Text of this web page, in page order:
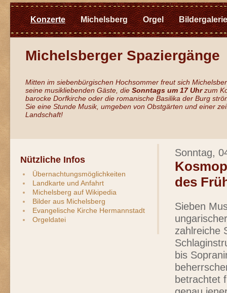
Konzerte Michelsberg Orgel Bildergalerie
Michelsberger Spaziergänge
Mitten im siebenbürgischen Hochsommer freut sich
seine musikliebenden Gäste, die Sonntags um 17 Uhrzum
barocke Dorfkirche oder die romanische Basilika der Burg
Sie eine Stunde Musik, umgeben von Obstgärten und einer
Landschaft!
Sonntag,
des
Sieben
zahlreiche
bis
betrachtet
Nützliche Infos
Übernachtungsmöglichkeiten
Landkarte und Anfahrt
Michelsberg auf Wikipedia
Bilder aus Michelsberg
Evangelische Kirche Hermannstadt
Orgeldatei